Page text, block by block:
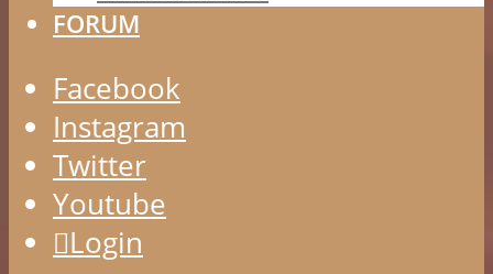
FORUM
Facebook
Instagram
Twitter
Youtube
Login